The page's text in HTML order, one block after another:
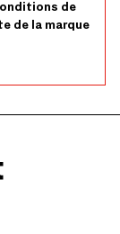
de
de la marque